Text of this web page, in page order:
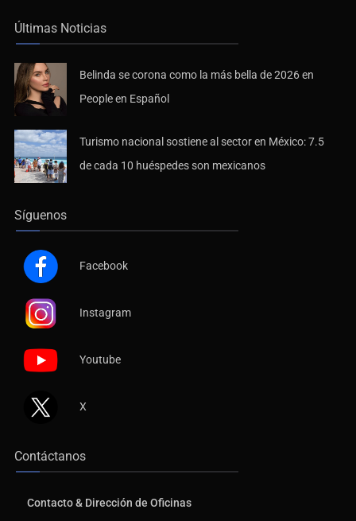
Últimas Noticias
Belinda se corona como la más bella de 2026 en
People en Español
Turismo nacional sostiene al sector en México: 7.5
de cada 10 huéspedes son mexicanos
Síguenos
Facebook
Instagram
Youtube
X
Contáctanos
Contacto & Dirección de Oficinas